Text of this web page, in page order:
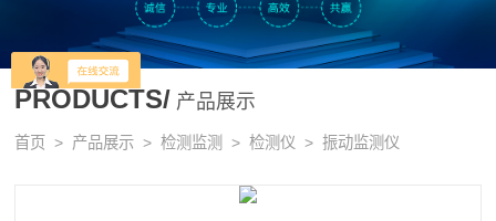
PRODUCTS/ 产品展示
首页 > 产品展示 >检测监测 >检测仪 > 振动监测仪